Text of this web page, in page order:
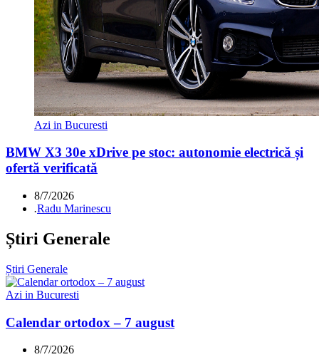
Azi in Bucuresti
BMW X3 30e xDrive pe stoc: autonomie electrică și
ofertă verificată
8/7/2026
.Radu Marinescu
Știri Generale
Știri Generale
Azi in Bucuresti
Calendar ortodox – 7 august
8/7/2026